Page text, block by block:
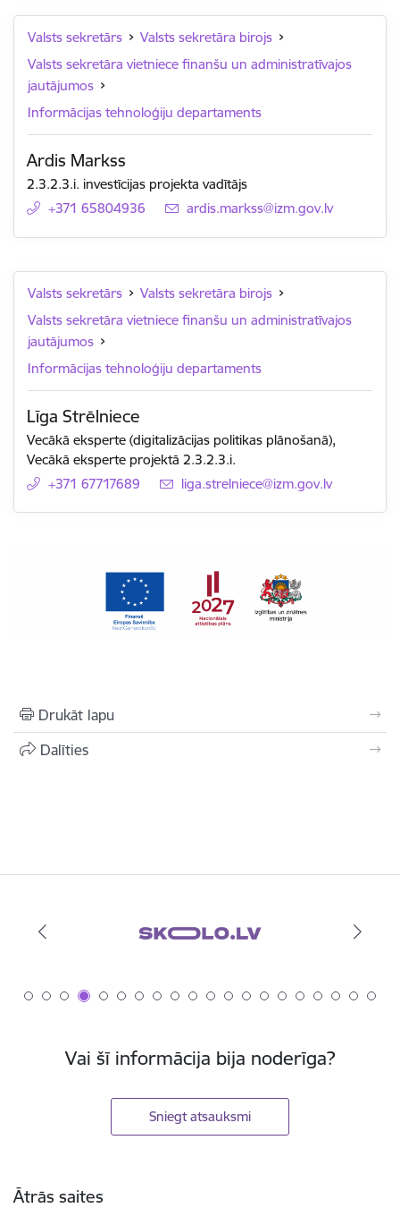
Valsts sekretārs
Valsts sekretāra birojs
Valsts sekretāra vietniece finanšu un administratīvajos
jautājumos
Informācijas tehnoloģiju departaments
Ardis Markss
2.3.2.3.i. investīcijas projekta vadītājs
+371 65804936
E-pasts:
ardis.markss@izm.gov.lv
Valsts sekretārs
Valsts sekretāra birojs
Valsts sekretāra vietniece finanšu un administratīvajos
jautājumos
Informācijas tehnoloģiju departaments
Līga Strēlniece
Vecākā eksperte (digitalizācijas politikas plānošanā),
Vecākā eksperte projektā 2.3.2.3.i.
+371 67717689
E-pasts:
liga.strelniece@izm.gov.lv
Drukāt lapu
Dalīties
Vai šī informācija bija noderīga?
Sniegt atsauksmi
Ātrās saites